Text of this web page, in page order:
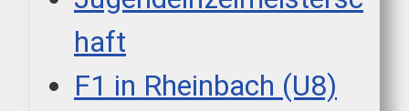
haft
F1 in Rheinbach (U8)